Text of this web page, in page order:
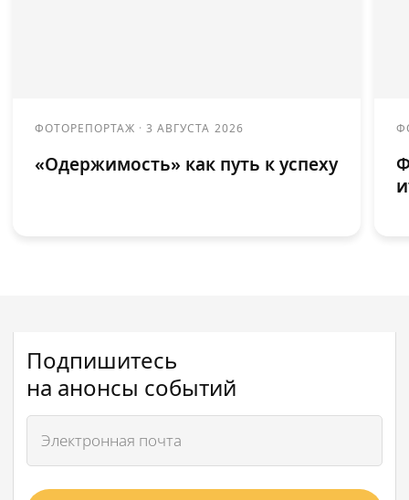
ФОТОРЕПОРТАЖ ·3 АВГУСТА 2026
«Одержимость» как путь к успеху
Подпишитесь
на анонсы событий